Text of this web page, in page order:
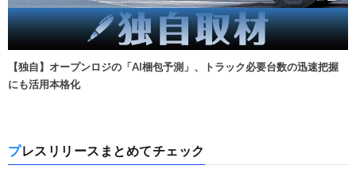
【独自】オープンロジの「AI梱包予測」、トラック必要台数の迅速把握
にも活用本格化
プレスリリースまとめてチェック